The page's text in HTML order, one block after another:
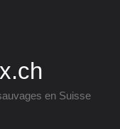
en Suisse